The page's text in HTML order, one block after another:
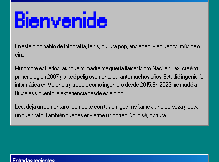
Bienvenide
En este blog hablo de fotografía, tenis, cultura pop, ansiedad, vieojuegos, música o
cine.
Mi nombre es Carlos, aunque mi madre me quería llamar Isidro. Nací en Sax, creé mi
primer blog en 2007 y tuiteé peligrosamente durante muchos años. Estudié ingeniería
informática en Valencia y trabajo como ingeniero desde 2015. En 2023 me mudé a
Bruselas y cuento la experiencia desde este blog.
Lee, deja un comentario, comparte con tus amigos, invítame a una cerveza y pasa
un buen rato. También puedes enviarme un correo. No lo sé, disfruta.
Entradas recientes